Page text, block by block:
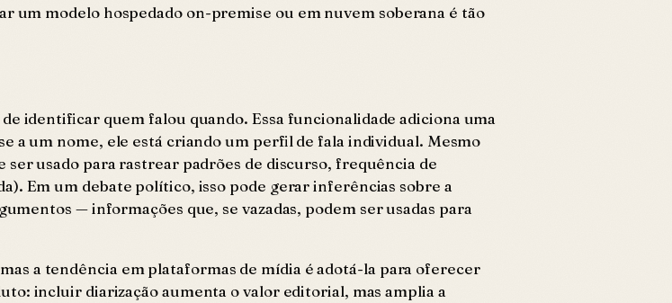
um modelo hospedado on-premise ou em nuvem soberana é tão
identificar quem falou quando. Essa funcionalidade adiciona uma
a um nome, ele está criando um perfil de fala individual. Mesmo
ser usado para rastrear padrões de discurso, frequência de
Em um debate político, isso pode gerar inferências sobre a
— informações que, se vazadas, podem ser usadas para
a tendência em plataformas de mídia é adotá-la para oferecer
incluir diarização aumenta o valor editorial, mas amplia a